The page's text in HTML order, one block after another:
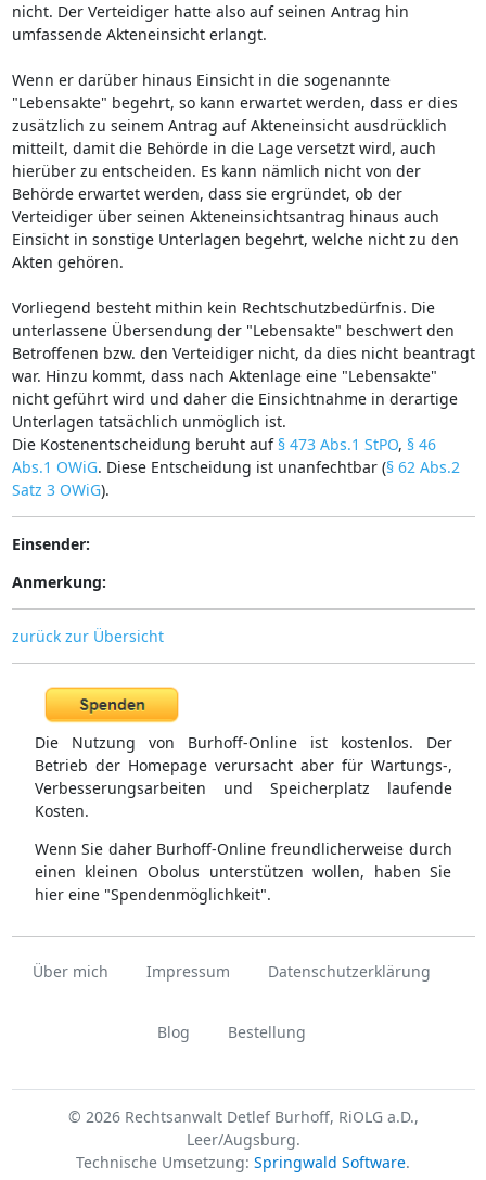
nicht. Der Verteidiger hatte also auf seinen Antrag hin
umfassende Akteneinsicht erlangt.
Wenn er darüber hinaus Einsicht in die sogenannte
"Lebensakte" begehrt, so kann erwartet werden, dass er dies
zusätzlich zu seinem Antrag auf Akteneinsicht ausdrücklich
mitteilt, damit die Behörde in die Lage versetzt wird, auch
hierüber zu entscheiden. Es kann nämlich nicht von der
Behörde erwartet werden, dass sie ergründet, ob der
Verteidiger über seinen Akteneinsichtsantrag hinaus auch
Einsicht in sonstige Unterlagen begehrt, welche nicht zu den
Akten gehören.
Vorliegend besteht mithin kein Rechtschutzbedürfnis. Die
unterlassene Übersendung der "Lebensakte" beschwert den
Betroffenen bzw. den Verteidiger nicht, da dies nicht beantragt
war. Hinzu kommt, dass nach Aktenlage eine "Lebensakte"
nicht geführt wird und daher die Einsichtnahme in derartige
Unterlagen tatsächlich unmöglich ist.
Die Kostenentscheidung beruht auf § 473 Abs.1 StPO, § 46
Abs.1 OWiG. Diese Entscheidung ist unanfechtbar (§ 62 Abs.2
Satz 3 OWiG).
Einsender:
Anmerkung:
zurück zur Übersicht
Die Nutzung von Burhoff-Online ist kostenlos. Der
Betrieb der Homepage verursacht aber für Wartungs-,
Verbesserungsarbeiten und Speicherplatz laufende
Kosten.
Wenn Sie daher Burhoff-Online freundlicherweise durch
einen kleinen Obolus unterstützen wollen, haben Sie
hier eine "Spendenmöglichkeit".
Über mich Impressum Datenschutzerklärung
Blog Bestellung
© 2026 Rechtsanwalt Detlef Burhoff, RiOLG a.D.,
Leer/Augsburg.
Technische Umsetzung: Springwald Software.